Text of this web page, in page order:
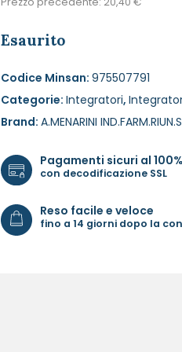
Esaurito
Codice Minsan: 975507791
Categorie: Integratori,
Brand: A.MENARINI
Pagamenti sicuri al
con decodificazione SSL
Reso facile e veloce
fino a 14 giorni dopo la